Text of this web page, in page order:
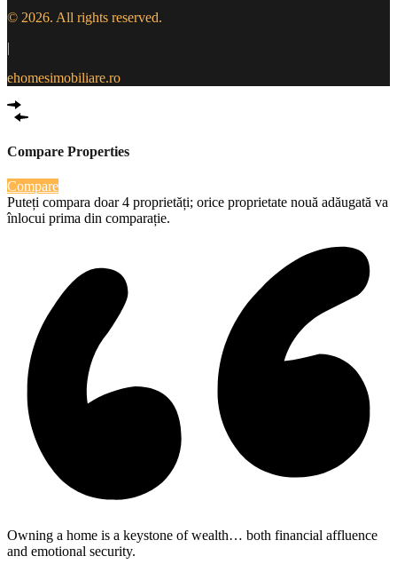
© 2026. All rights reserved.
|
ehomesimobiliare.ro
Compare Properties
Compare
Puteți compara doar 4 proprietăți; orice proprietate nouă adăugată va
înlocui prima din comparație.
Owning a home is a keystone of wealth… both financial affluence
and emotional security.